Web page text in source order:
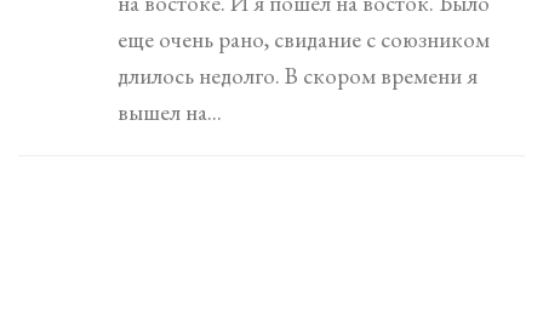
еще очень рано, свидание с союзником
длилось недолго. В скором времени я
вышел на...